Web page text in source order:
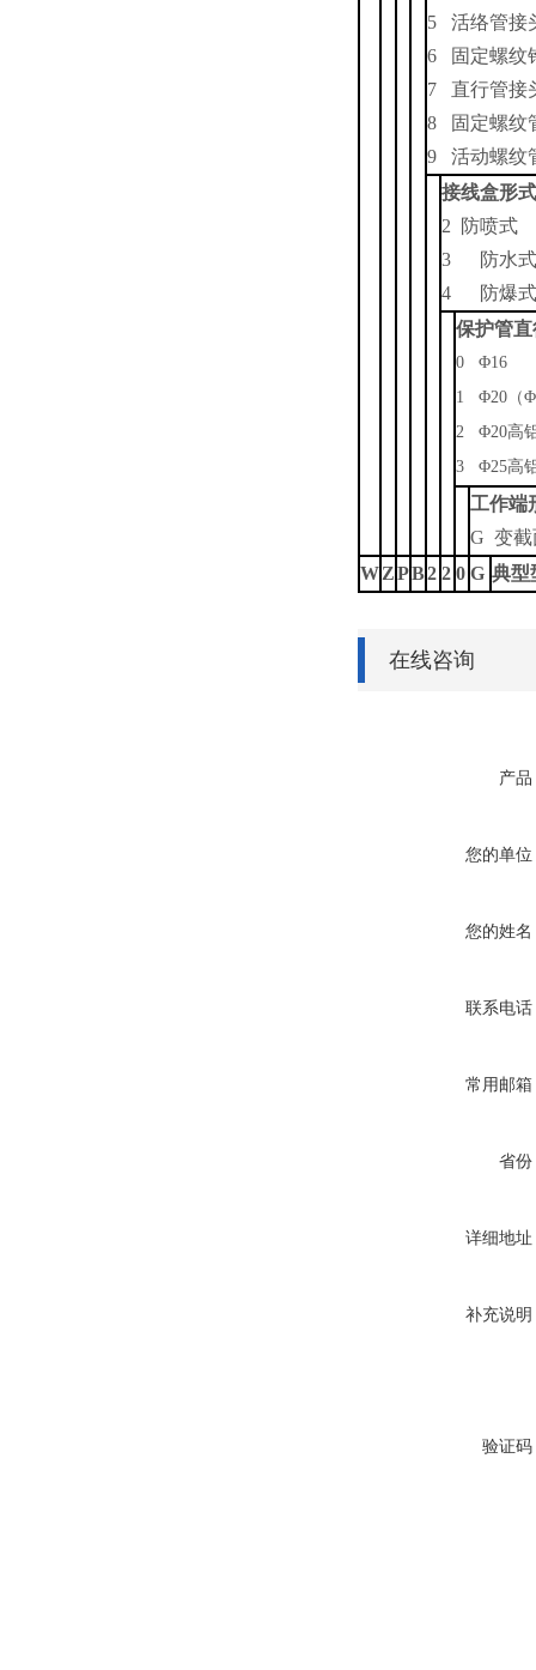
5 活络管接
6
固定螺纹
7 直行管接
8
固定螺纹
9 活动螺纹
接线盒形式
2
防喷式
3
防水式
4
防爆式
保护管直
0
Φ16
1
Φ20（
2
Φ20高
3
Φ25高
工作端
G 变截
WZPB2 2 0 G 典型
在线咨询
产品
您的单位
您的姓名
联系电话
常用邮箱
省份
详细地址
补充说明
验证码